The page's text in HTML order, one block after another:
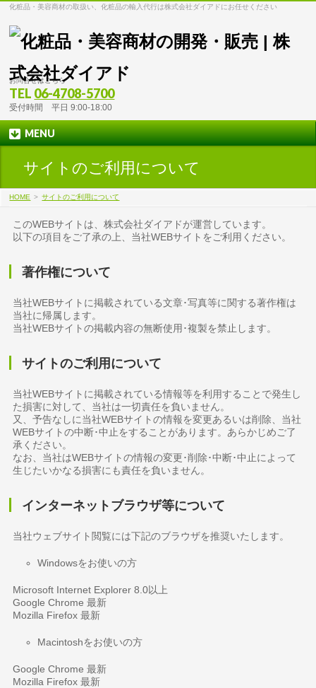
化粧品・美容商材の取扱い、化粧品の輸入代行は株式会社ダイアドにお任せください
お問合せはこちら
TEL 06-4708-5700
受付時間 平日 9:00-18:00
MENU
サイトのご利用について
HOME > サイトのご利用について
このWEBサイトは、株式会社ダイアドが運営しています。
以下の項目をご了承の上、当社WEBサイトをご利用ください。
著作権について
当社WEBサイトに掲載されている文章･写真等に関する著作権は
当社に帰属します。
当社WEBサイトの掲載内容の無断使用･複製を禁止します。
サイトのご利用について
当社WEBサイトに掲載されている情報等を利用することで発生し
た損害に対して、当社は一切責任を負いません。
又、予告なしに当社WEBサイトの情報を変更あるいは削除、当社
WEBサイトの中断･中止をすることがあります。あらかじめご了
承ください。
なお、当社はWEBサイトの情報の変更･削除･中断･中止によって
生じたいかなる損害にも責任を負いません。
インターネットブラウザ等について
当社ウェブサイト閲覧には下記のブラウザを推奨いたします。
Windowsをお使いの方
Microsoft Internet Explorer 8.0以上
Google Chrome 最新
Mozilla Firefox 最新
Macintoshをお使いの方
Google Chrome 最新
Mozilla Firefox 最新